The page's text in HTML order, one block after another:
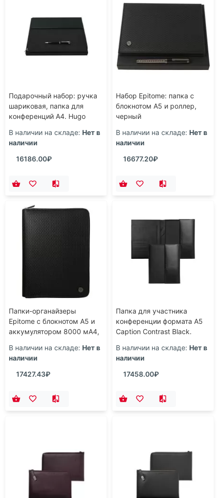
Подарочный набор: ручка
шариковая, папка для
конференций А4. Hugo
В наличии на складе: Нет в
наличии
16186.00₽
Набор Epitome: папка с
блокнотом А5 и роллер,
черный
В наличии на складе: Нет в
наличии
16677.20₽
Папки-органайзеры
Epitome с блокнотом А5 и
аккумулятором 8000 мА4,
В наличии на складе: Нет в
наличии
17427.43₽
Папка для участника
конференции формата А5
Caption Contrast Black.
В наличии на складе: Нет в
наличии
17458.00₽